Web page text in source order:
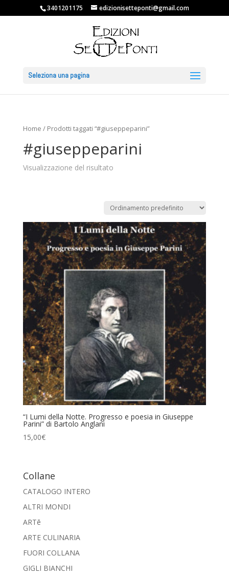
3401201175 edizionisetteponti@gmail.com
Seleziona una pagina
Home / Prodotti taggati “#giuseppeparini”
#giuseppeparini
Visualizzazione del risultato
“I Lumi della Notte. Progresso e poesia in Giuseppe
Parini” di Bartolo Anglani
15,00€
Collane
CATALOGO INTERO
ALTRI MONDI
ARTē
ARTE CULINARIA
FUORI COLLANA
GIGLI BIANCHI